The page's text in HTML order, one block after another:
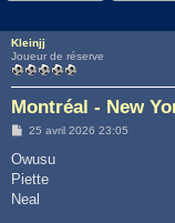
Kleinjj
Joueur de réserve
Montréal - New
M
s
a
g
25 avril 2026 23:05
Owusu
Piette
Neal